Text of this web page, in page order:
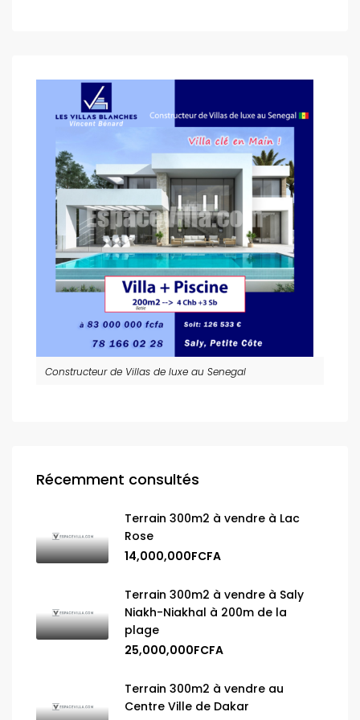
Constructeur de Villas de luxe au Senegal
Récemment consultés
Terrain 300m2 à vendre à Lac
Rose
14,000,000FCFA
Terrain 300m2 à vendre à Saly
Niakh-Niakhal à 200m de la
plage
25,000,000FCFA
Terrain 300m2 à vendre au
Centre Ville de Dakar